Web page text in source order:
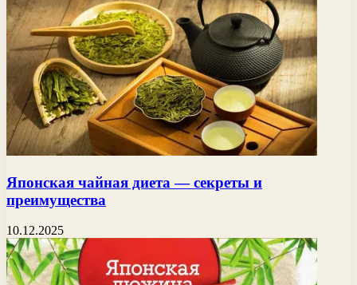
Японская чайная диета — секреты и
преимущества
10.12.2025